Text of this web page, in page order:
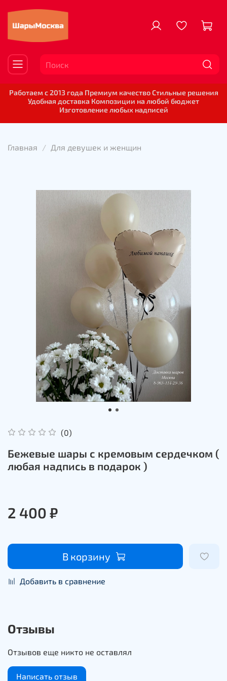
Работаем с 2013 года Премиум качество Стильные решения
Удобная доставка Композиции на любой бюджет
Изготовление любых надписей
Главная Для девушек и женщин
(0)
Бежевые шары с кремовым сердечком (
любая надпись в подарок )
2 400 ₽
В корзину
Добавить в сравнение
Отзывы
Отзывов еще никто не оставлял
Написать отзыв